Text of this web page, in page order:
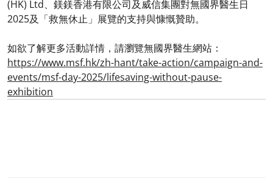
(HK) Ltd、鎂鎂香港有限公司及威信集團對無國界醫生日
2025及「救無休止」展覽的支持與慷慨贊助。
如欲了解更多活動詳情，請瀏覽無國界醫生網站：
https://www.msf.hk/zh-hant/take-action/campaign-and-
events/msf-day-2025/lifesaving-without-pause-
exhibition